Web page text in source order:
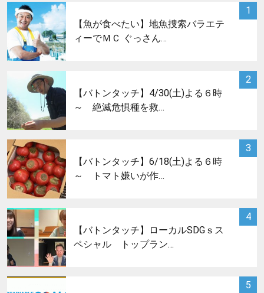
1
サムネイル
【魚が食べたい】地魚捜索バラエテ
ィーでＭＣ ぐっさん…
2
【バトンタッチ】4/30(土)よる６時
～ 絶滅危惧種を救…
3
【バトンタッチ】6/18(土)よる６時
～ トマト嫌いが作…
4
サムネイル
【バトンタッチ】ローカルSDGｓス
ペシャル トップラン…
5
サムネイル